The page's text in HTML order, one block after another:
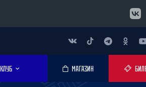
КЛУБ МАГАЗИН